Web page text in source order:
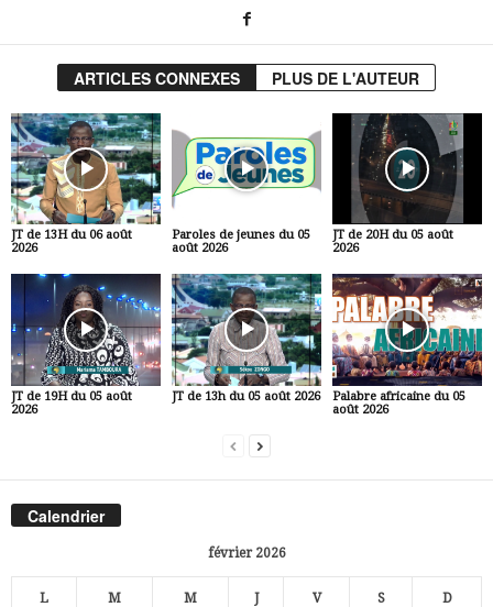
ARTICLES CONNEXES PLUS DE L'AUTEUR
JT de 13H du 06 août
2026
Paroles de jeunes du 05
août 2026
JT de 20H du 05 août
2026
JT de 19H du 05 août
2026
JT de 13h du 05 août 2026
Palabre africaine du 05
août 2026
Calendrier
février 2026
L M M J V S D